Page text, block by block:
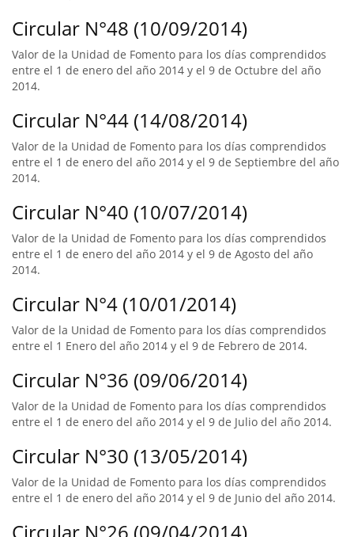
Circular N°48 (10/09/2014)
Valor de la Unidad de Fomento para los días comprendidos
entre el 1 de enero del año 2014 y el 9 de Octubre del año
2014.
Circular N°44 (14/08/2014)
Valor de la Unidad de Fomento para los días comprendidos
entre el 1 de enero del año 2014 y el 9 de Septiembre del año
2014.
Circular N°40 (10/07/2014)
Valor de la Unidad de Fomento para los días comprendidos
entre el 1 de enero del año 2014 y el 9 de Agosto del año
2014.
Circular N°4 (10/01/2014)
Valor de la Unidad de Fomento para los días comprendidos
entre el 1 Enero del año 2014 y el 9 de Febrero de 2014.
Circular N°36 (09/06/2014)
Valor de la Unidad de Fomento para los días comprendidos
entre el 1 de enero del año 2014 y el 9 de Julio del año 2014.
Circular N°30 (13/05/2014)
Valor de la Unidad de Fomento para los días comprendidos
entre el 1 de enero del año 2014 y el 9 de Junio del año 2014.